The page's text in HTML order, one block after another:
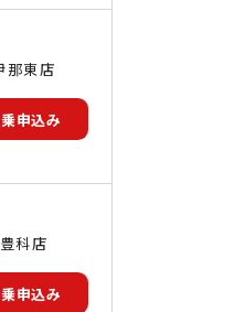
那東店
申込み
豊科店
申込み